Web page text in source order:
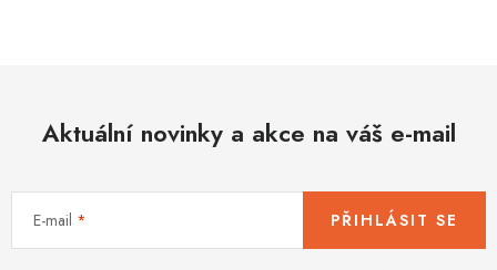
Aktuální novinky a akce na váš e-mail
E-mail PŘIHLÁSIT SE